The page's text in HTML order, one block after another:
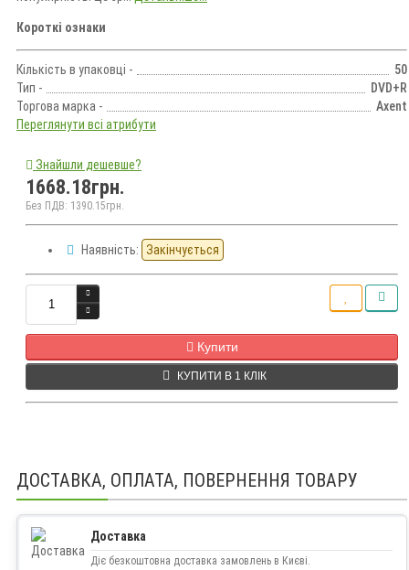
Короткі ознаки
Кількість в упаковці -
50
Тип -
DVD+R
Торгова марка -
Axent
Переглянути всі атрибути
Знайшли дешевше?
1668.18грн.
Без ПДВ: 1390.15грн.
Наявність: Закінчується
Купити
КУПИТИ В 1 КЛІК
ДОСТАВКА, ОПЛАТА, ПОВЕРНЕННЯ ТОВАРУ
Доставка
Діє безкоштовна доставка замовлень в Києві.